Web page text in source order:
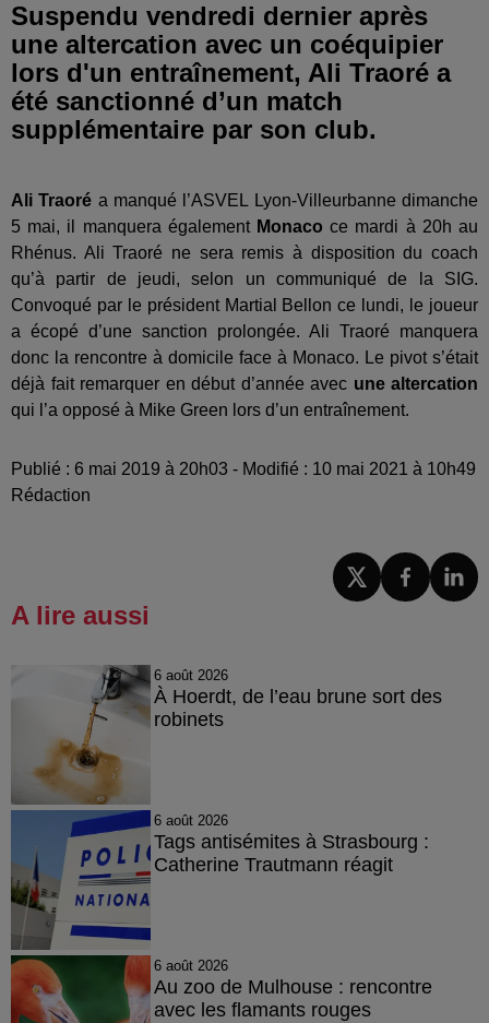
Suspendu vendredi dernier après
une altercation avec un coéquipier
lors d'un entraînement, Ali Traoré a
été sanctionné d’un match
supplémentaire par son club.
Ali Traoré a manqué l’ASVEL Lyon-Villeurbanne dimanche
5 mai, il manquera également Monaco ce mardi à 20h au
Rhénus. Ali Traoré ne sera remis à disposition du coach
qu’à partir de jeudi, selon un communiqué de la SIG.
Convoqué par le président Martial Bellon ce lundi, le joueur
a écopé d’une sanction prolongée. Ali Traoré manquera
donc la rencontre à domicile face à Monaco. Le pivot s’était
déjà fait remarquer en début d’année avec une altercation
qui l’a opposé à Mike Green lors d’un entraînement.
Publié : 6 mai 2019 à 20h03 - Modifié : 10 mai 2021 à 10h49
Rédaction
A lire aussi
6 août 2026
À Hoerdt, de l’eau brune sort des
robinets
6 août 2026
Tags antisémites à Strasbourg :
Catherine Trautmann réagit
6 août 2026
Au zoo de Mulhouse : rencontre
avec les flamants rouges